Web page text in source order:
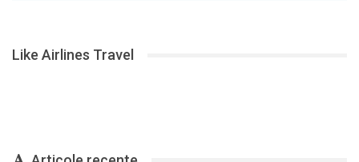
Like Airlines Travel